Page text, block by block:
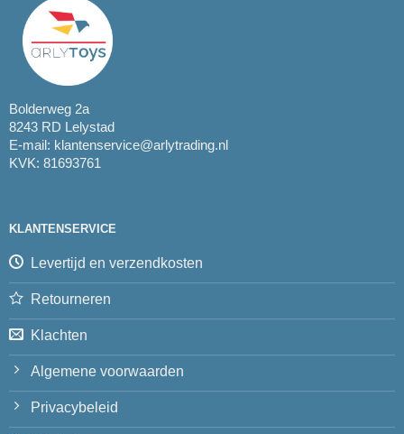
Bolderweg 2a
8243 RD Lelystad
E-mail: klantenservice@arlytrading.nl
KVK: 81693761
KLANTENSERVICE
Levertijd en verzendkosten
Retourneren
Klachten
Algemene voorwaarden
Privacybeleid